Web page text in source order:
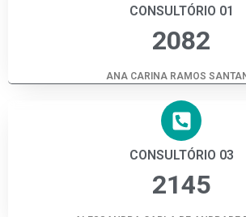
CONSULTÓRIO 01
2082
ANA CARINA RAMOS
CONSULTÓRIO 03
2145